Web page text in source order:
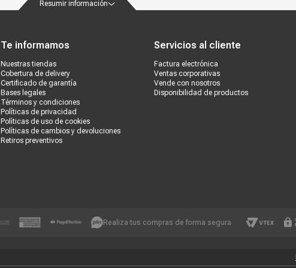
Resumir información
Te informamos
Nuestras tiendas
Cobertura de delivery
Certificado de garantía
Bases legales
Términos y condiciones
Políticas de privacidad
Políticas de uso de cookies
Políticas de cambios y devoluciones
Retiros preventivos
Servicios al cliente
Factura electrónica
Ventas corporativas
Vende con nosotros
Disponibilidad de productos
Realiza tus compras de forma segura